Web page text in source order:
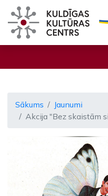
Sākums
Jaunumi
Akcija "Bez skaistām